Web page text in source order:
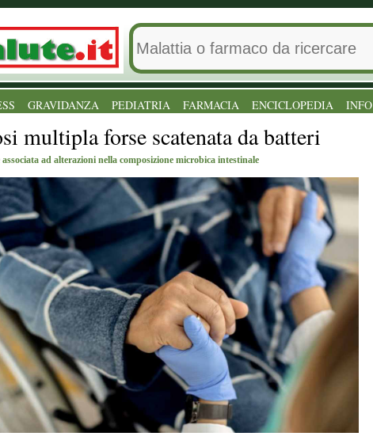
GRAVIDANZA PEDIATRIA FARMACIA ENCICLOPEDIA INFO
multipla forse scatenata da batteri
ad alterazioni nella composizione microbica intestinale